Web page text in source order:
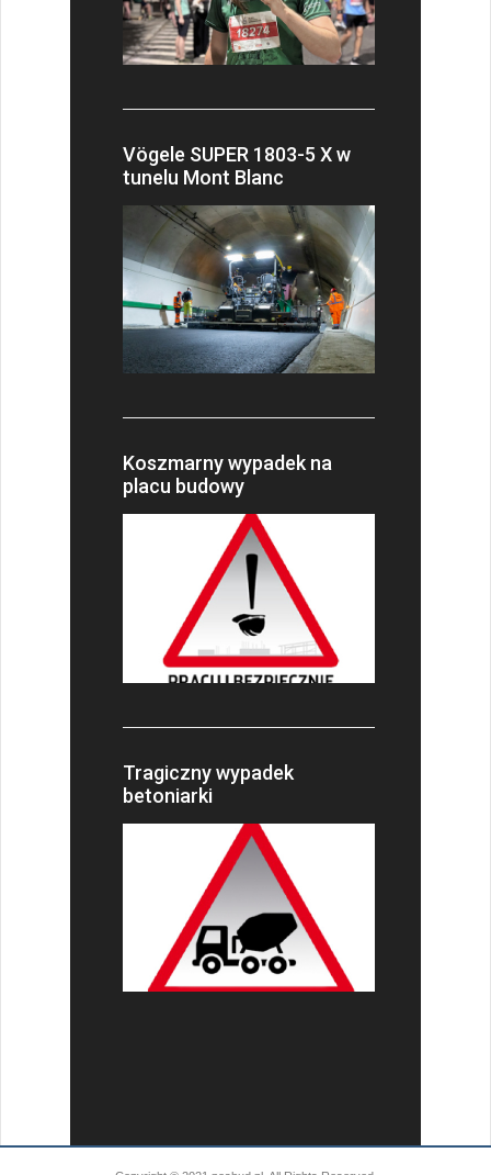
Vögele SUPER 1803-5 X w
tunelu Mont Blanc
Koszmarny wypadek na
placu budowy
Tragiczny wypadek
betoniarki